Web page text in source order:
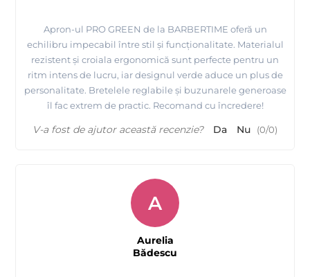
Apron-ul PRO GREEN de la BARBERTIME oferă un
echilibru impecabil între stil și funcționalitate. Materialul
rezistent și croiala ergonomică sunt perfecte pentru un
ritm intens de lucru, iar designul verde aduce un plus de
personalitate. Bretelele reglabile și buzunarele generoase
îl fac extrem de practic. Recomand cu încredere!
V-a fost de ajutor această recenzie? Da Nu (0/0)
A
Aurelia
Bădescu